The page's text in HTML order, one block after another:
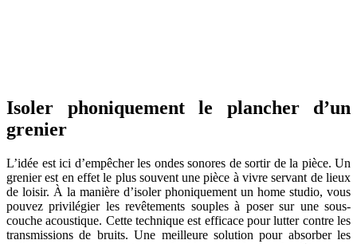
Isoler phoniquement le plancher d’un
grenier
L’idée est ici d’empêcher les ondes sonores de sortir de la pièce. Un
grenier est en effet le plus souvent une pièce à vivre servant de lieux
de loisir. À la manière d’isoler phoniquement un home studio, vous
pouvez privilégier les revêtements souples à poser sur une sous-
couche acoustique. Cette technique est efficace pour lutter contre les
transmissions de bruits. Une meilleure solution pour absorber les